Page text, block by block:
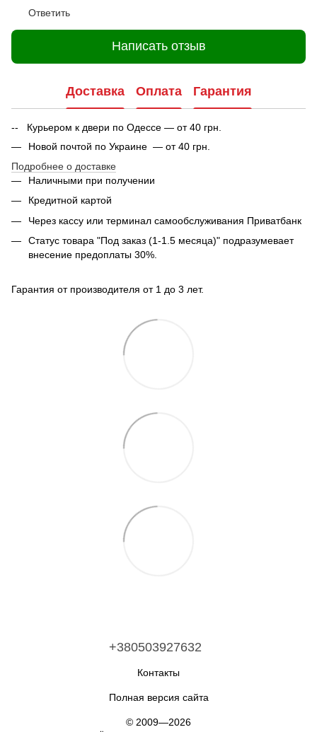
Ответить
Написать отзыв
Доставка Оплата Гарантия
-- Курьером к двери по Одессе — от 40 грн.
Новой почтой по Украине — от 40 грн.
Подробнее о доставке
Наличными при получении
Кредитной картой
Через кассу или терминал самообслуживания Приватбанк
Статус товара "Под заказ (1-1.5 месяца)" подразумевает
внесение предоплаты 30%.
Гарантия от производителя от 1 до 3 лет.
+380503927632
Контакты
Полная версия сайта
© 2009—2026